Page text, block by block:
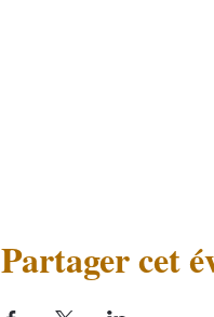
Partager cet